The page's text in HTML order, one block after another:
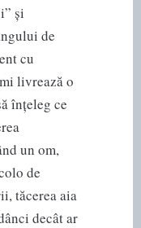
și
de
cu
livrează o
înțeleg ce
un om,
de
tăcerea aia
decât ar